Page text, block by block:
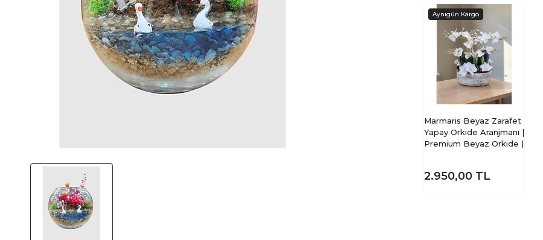
Marmaris Beyaz Zarafet
Yapay Orkide Aranjmanı |
Premium Beyaz Orkide |
2.950,00 TL